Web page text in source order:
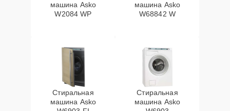
машина Asko
W2084 WP
машина Asko
W68842 W
Стиральная
машина Asko
Стиральная
машина Asko